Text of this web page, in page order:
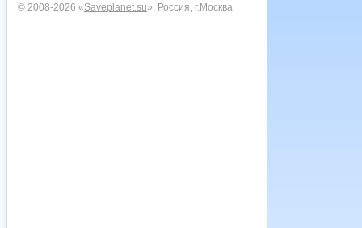
© 2008-2026 «Saveplanet.su», Россия, г.Москва